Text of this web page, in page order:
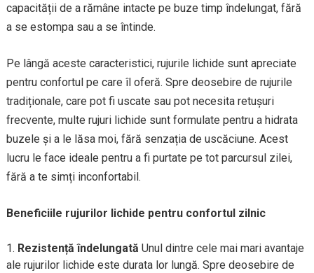
capacității de a rămâne intacte pe buze timp îndelungat, fără
a se estompa sau a se întinde.
Pe lângă aceste caracteristici, rujurile lichide sunt apreciate
pentru confortul pe care îl oferă. Spre deosebire de rujurile
tradiționale, care pot fi uscate sau pot necesita retușuri
frecvente, multe rujuri lichide sunt formulate pentru a hidrata
buzele și a le lăsa moi, fără senzația de uscăciune. Acest
lucru le face ideale pentru a fi purtate pe tot parcursul zilei,
fără a te simți inconfortabil.
Beneficiile rujurilor lichide pentru confortul zilnic
Rezistență îndelungată Unul dintre cele mai mari avantaje
ale rujurilor lichide este durata lor lungă. Spre deosebire de